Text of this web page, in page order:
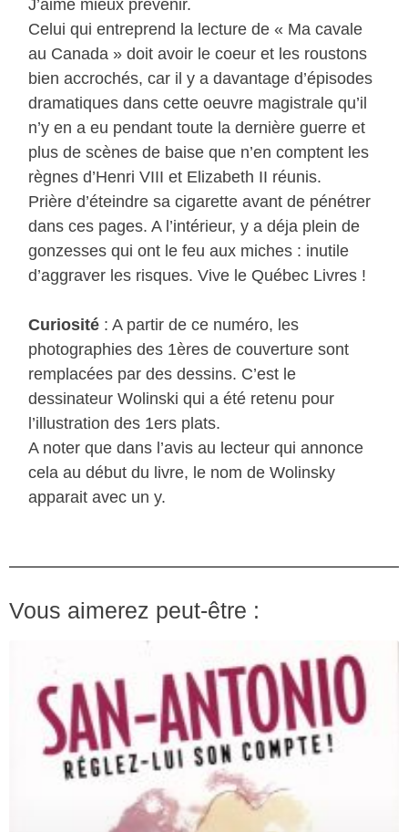
J’aime mieux prévenir.
Celui qui entreprend la lecture de « Ma cavale
au Canada » doit avoir le coeur et les roustons
bien accrochés, car il y a davantage d’épisodes
dramatiques dans cette oeuvre magistrale qu’il
n’y en a eu pendant toute la dernière guerre et
plus de scènes de baise que n’en comptent les
règnes d’Henri VIII et Elizabeth II réunis.
Prière d’éteindre sa cigarette avant de pénétrer
dans ces pages. A l’intérieur, y a déja plein de
gonzesses qui ont le feu aux miches : inutile
d’aggraver les risques. Vive le Québec Livres !
Curiosité : A partir de ce numéro, les
photographies des 1ères de couverture sont
remplacées par des dessins. C’est le
dessinateur Wolinski qui a été retenu pour
l’illustration des 1ers plats.
A noter que dans l’avis au lecteur qui annonce
cela au début du livre, le nom de Wolinsky
apparait avec un y.
Vous aimerez peut-être :